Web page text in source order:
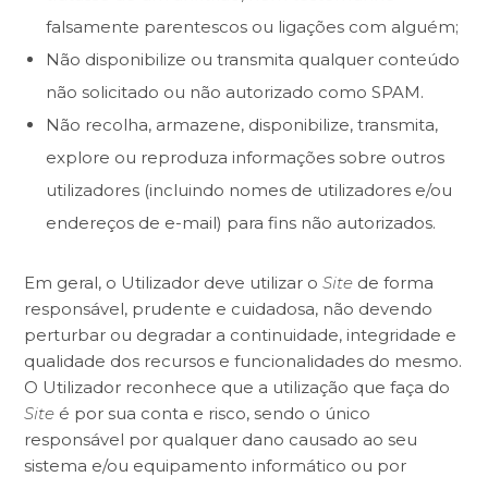
falsamente parentescos ou ligações com alguém;
Não disponibilize ou transmita qualquer conteúdo
não solicitado ou não autorizado como SPAM.
Não recolha, armazene, disponibilize, transmita,
explore ou reproduza informações sobre outros
utilizadores (incluindo nomes de utilizadores e/ou
endereços de e-mail) para fins não autorizados.
Em geral, o Utilizador deve utilizar oSite de forma
responsável, prudente e cuidadosa, não devendo
perturbar ou degradar a continuidade, integridade e
qualidade dos recursos e funcionalidades do mesmo.
O Utilizador reconhece que a utilização que faça do
Site é por sua conta e risco, sendo o único
responsável por qualquer dano causado ao seu
sistema e/ou equipamento informático ou por